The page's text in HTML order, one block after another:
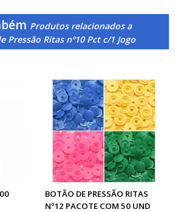
Produtos relacionados a
Pressão Ritas nº10 Pct c/1 Jogo
BOTÃO DE PRESSÃO RITAS
Nº12 PACOTE COM 50 UND